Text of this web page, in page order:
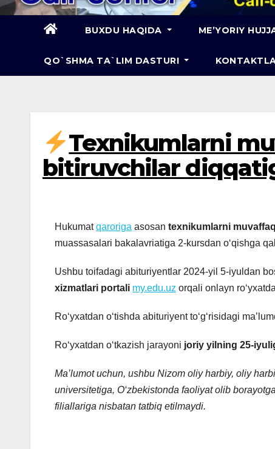
BUXDU HAQIDA ME’YORIY
QO`SHMA TA`LIM DASTURI
Texnikumlarni
bitiruvchilar
Hukumatqaroriga asosan texnikumlarni
muassasalari bakalavriatiga 2-kursdan o‘qishga
Ushbu toifadagi abituriyentlar 2024-yil 5-iyuldan
xizmatlari portali my.edu.uz orqali onlayn
Ro‘yxatdan o‘tishda abituriyent to‘g‘risidagi
Ro‘yxatdan o‘tkazish jarayoni joriy yilning 25-
Ma’lumot uchun, ushbu Nizom oliy harbiy, oliy
universitetiga, O‘zbekistonda faoliyat olib
filiallariga nisbatan tatbiq etilmaydi.